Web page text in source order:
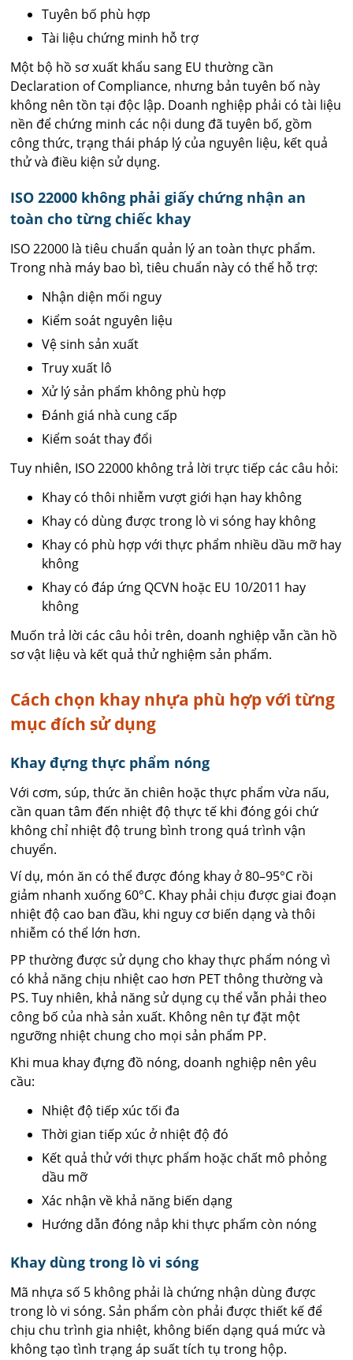
Tuyên bố phù hợp
Tài liệu chứng minh hỗ trợ
Một bộ hồ sơ xuất khẩu sang EU thường cần
Declaration of Compliance, nhưng bản tuyên bố này
không nên tồn tại độc lập. Doanh nghiệp phải có tài liệu
nền để chứng minh các nội dung đã tuyên bố, gồm
công thức, trạng thái pháp lý của nguyên liệu, kết quả
thử và điều kiện sử dụng.
ISO 22000 không phải giấy chứng nhận an
toàn cho từng chiếc khay
ISO 22000 là tiêu chuẩn quản lý an toàn thực phẩm.
Trong nhà máy bao bì, tiêu chuẩn này có thể hỗ trợ:
Nhận diện mối nguy
Kiểm soát nguyên liệu
Vệ sinh sản xuất
Truy xuất lô
Xử lý sản phẩm không phù hợp
Đánh giá nhà cung cấp
Kiểm soát thay đổi
Tuy nhiên, ISO 22000 không trả lời trực tiếp các câu hỏi:
Khay có thôi nhiễm vượt giới hạn hay không
Khay có dùng được trong lò vi sóng hay không
Khay có phù hợp với thực phẩm nhiều dầu mỡ hay
không
Khay có đáp ứng QCVN hoặc EU 10/2011 hay
không
Muốn trả lời các câu hỏi trên, doanh nghiệp vẫn cần hồ
sơ vật liệu và kết quả thử nghiệm sản phẩm.
Cách chọn khay nhựa phù hợp với từng
mục đích sử dụng
Khay đựng thực phẩm nóng
Với cơm, súp, thức ăn chiên hoặc thực phẩm vừa nấu,
cần quan tâm đến nhiệt độ thực tế khi đóng gói chứ
không chỉ nhiệt độ trung bình trong quá trình vận
chuyển.
Ví dụ, món ăn có thể được đóng khay ở 80–95°C rồi
giảm nhanh xuống 60°C. Khay phải chịu được giai đoạn
nhiệt độ cao ban đầu, khi nguy cơ biến dạng và thôi
nhiễm có thể lớn hơn.
PP thường được sử dụng cho khay thực phẩm nóng vì
có khả năng chịu nhiệt cao hơn PET thông thường và
PS. Tuy nhiên, khả năng sử dụng cụ thể vẫn phải theo
công bố của nhà sản xuất. Không nên tự đặt một
ngưỡng nhiệt chung cho mọi sản phẩm PP.
Khi mua khay đựng đồ nóng, doanh nghiệp nên yêu
cầu:
Nhiệt độ tiếp xúc tối đa
Thời gian tiếp xúc ở nhiệt độ đó
Kết quả thử với thực phẩm hoặc chất mô phỏng
dầu mỡ
Xác nhận về khả năng biến dạng
Hướng dẫn đóng nắp khi thực phẩm còn nóng
Khay dùng trong lò vi sóng
Mã nhựa số 5 không phải là chứng nhận dùng được
trong lò vi sóng. Sản phẩm còn phải được thiết kế để
chịu chu trình gia nhiệt, không biến dạng quá mức và
không tạo tình trạng áp suất tích tụ trong hộp.